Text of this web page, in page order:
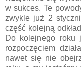
w sukces. Te
zwykle już 2
część kolejną
Do kolejnego roku
rozpoczęciem
nawet się nie